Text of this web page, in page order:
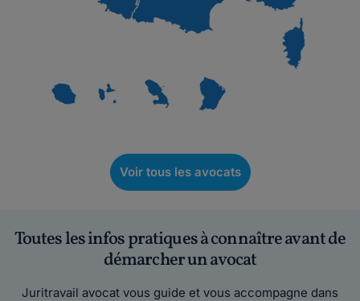
Voir tous les avocats
Toutes les infos pratiques à connaître avant de
démarcher un avocat
Juritravail avocat vous guide et vous accompagne dans